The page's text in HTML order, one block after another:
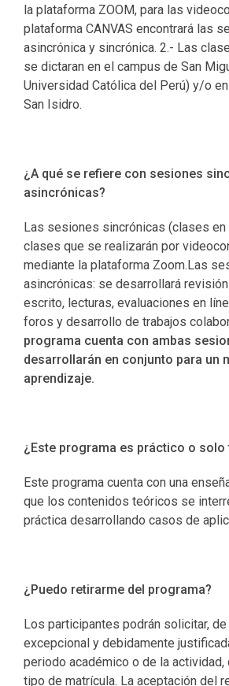
la plataforma ZOOM, para las
plataforma CANVAS encontrará las
asincrónica y sincrónica. 2.- Las
se dictaran en el campus de San
Universidad Católica del Perú) y/o
San Isidro.
¿A qué se refiere con sesiones
asincrónicas?
Las sesiones sincrónicas (clases en
clases que se realizarán por
mediante la plataforma Zoom.Las
asincrónicas: se desarrollará
escrito, lecturas, evaluaciones en
foros y desarrollo de trabajos
programa cuenta con ambas
desarrollarán en conjunto para un
aprendizaje.
¿Este programa es práctico o solo
Este programa cuenta con una
que los contenidos teóricos se
práctica desarrollando casos de
¿Puedo retirarme del programa?
Los participantes podrán solicitar, de
excepcional y debidamente
periodo académico o de la actividad,
tipo de matrícula. La aceptación del